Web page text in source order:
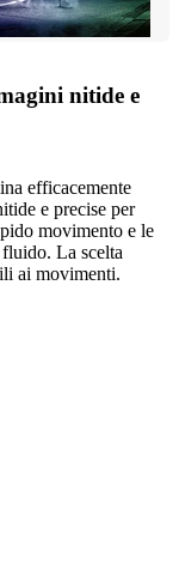
nitide e
efficacemente
e precise per
movimento e le
La scelta
ai movimenti.